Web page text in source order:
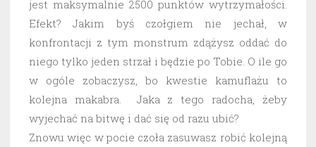
jest maksymalnie 2500 punktów wytrzymałości.
Efekt? Jakim byś czołgiem nie jechał, w
konfrontacji z tym monstrum zdążysz oddać do
niego tylko jeden strzał i będzie po Tobie. O ile go
w ogóle zobaczysz, bo kwestie kamuflażu to
kolejna makabra. Jaka z tego radocha, żeby
wyjechać na bitwę i dać się od razu ubić?
Znowu więc w pocie czoła zasuwasz robić kolejną